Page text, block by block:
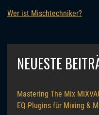
Wer ist Mischtechniker?
NEUESTE
Mastering The Mix
EQ-Plugins für Mixing &